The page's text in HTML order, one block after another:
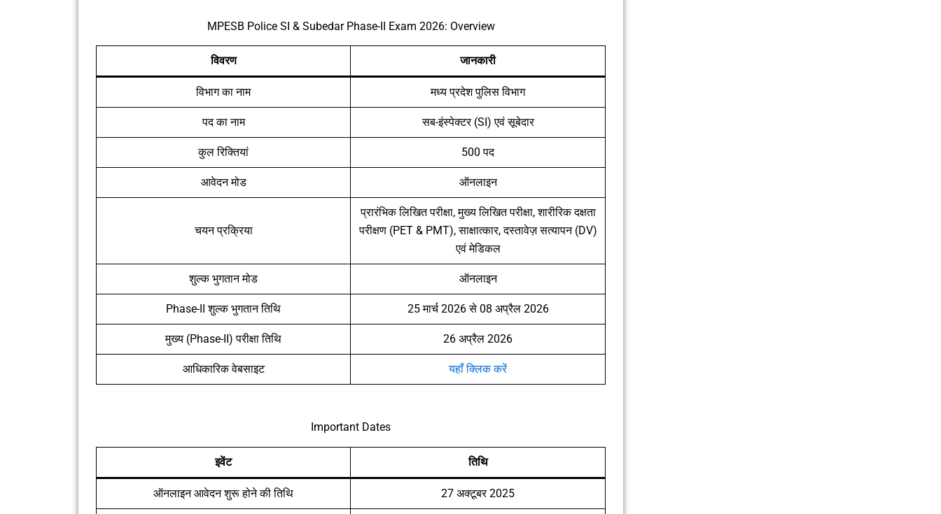
MPESB Police SI & Subedar Phase-II Exam 2026: Overview
विवरण जानकारी
विभाग का नाम मध्य प्रदेश पुलिस विभाग
पद का नाम सब-इंस्पेक्टर (SI) एवं सूबेदार
कुल रिक्तियां 500 पद
आवेदन मोड ऑनलाइन
चयन प्रक्रिया
प्रारंभिक लिखित परीक्षा, मुख्य लिखित परीक्षा, शारीरिक दक्षता
परीक्षण (PET & PMT), साक्षात्कार, दस्तावेज़ सत्यापन (DV)
एवं मेडिकल
शुल्क भुगतान मोड ऑनलाइन
Phase-II शुल्क भुगतान तिथि 25 मार्च 2026 से 08 अप्रैल 2026
मुख्य (Phase-II) परीक्षा तिथि 26 अप्रैल 2026
आधिकारिक वेबसाइट यहाँ क्लिक करें
Important Dates
इवेंट तिथि
ऑनलाइन आवेदन शुरू होने की तिथि 27 अक्टूबर 2025